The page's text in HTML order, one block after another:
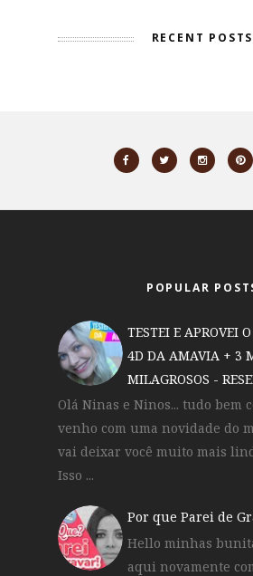
RECENT POSTS
POPULAR
TESTEI E APROVEI
4D DA AMAVIA + 3
MILAGROSOS -
Olá Ninas e Ninos... tudo bem
venho com uma novidade do
vai deixar você muito mais
Isso ...
Por que Parei de
Hello minhas
aqui novamente